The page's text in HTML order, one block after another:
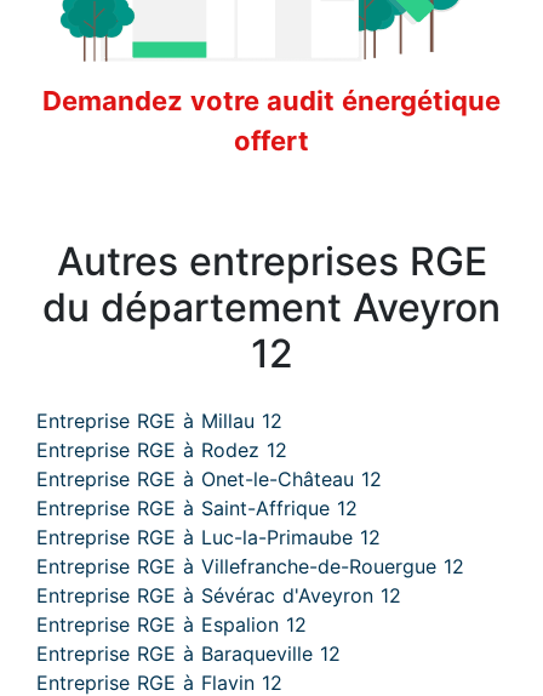
Demandez votre audit énergétique
offert
Autres entreprises RGE
du département Aveyron
12
Entreprise RGE à Millau 12
Entreprise RGE à Rodez 12
Entreprise RGE à Onet-le-Château 12
Entreprise RGE à Saint-Affrique 12
Entreprise RGE à Luc-la-Primaube 12
Entreprise RGE à Villefranche-de-Rouergue 12
Entreprise RGE à Sévérac d'Aveyron 12
Entreprise RGE à Espalion 12
Entreprise RGE à Baraqueville 12
Entreprise RGE à Flavin 12